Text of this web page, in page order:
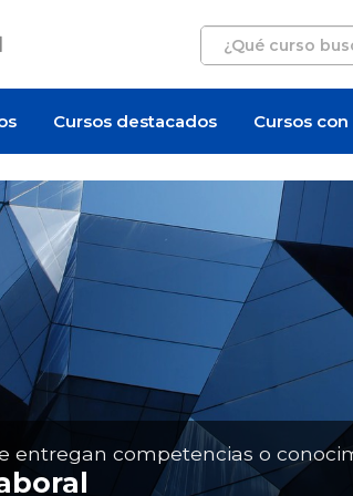
Cursos destacados Cursos
entregan competencias o